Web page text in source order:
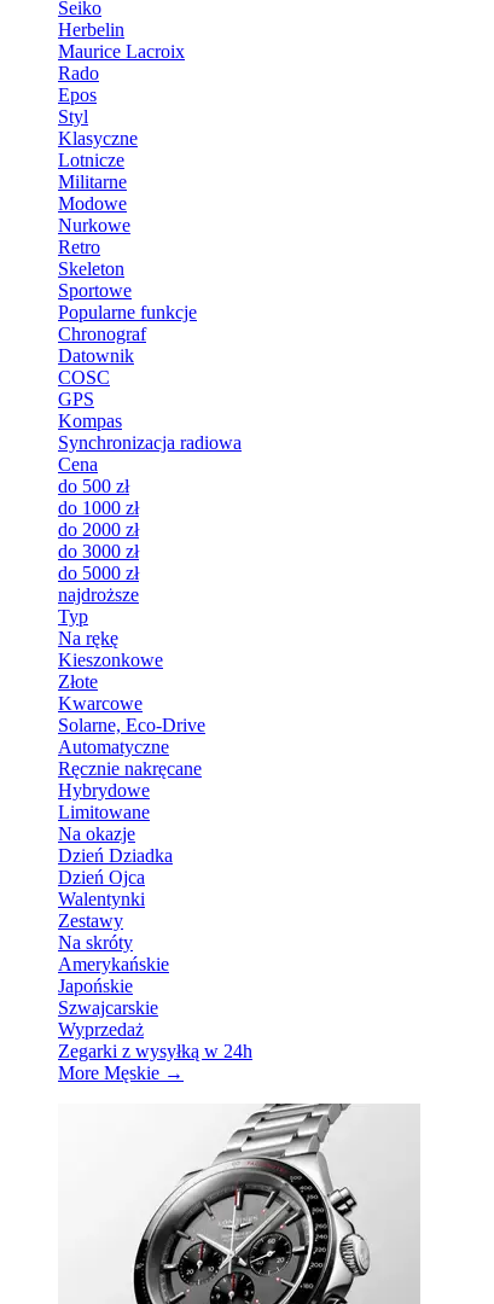
Seiko
Herbelin
Maurice Lacroix
Rado
Epos
Styl
Klasyczne
Lotnicze
Militarne
Modowe
Nurkowe
Retro
Skeleton
Sportowe
Popularne funkcje
Chronograf
Datownik
COSC
GPS
Kompas
Synchronizacja radiowa
Cena
do 500 zł
do 1000 zł
do 2000 zł
do 3000 zł
do 5000 zł
najdroższe
Typ
Na rękę
Kieszonkowe
Złote
Kwarcowe
Solarne, Eco-Drive
Automatyczne
Ręcznie nakręcane
Hybrydowe
Limitowane
Na okazje
Dzień Dziadka
Dzień Ojca
Walentynki
Zestawy
Na skróty
Amerykańskie
Japońskie
Szwajcarskie
Wyprzedaż
Zegarki z wysyłką w 24h
More Męskie →